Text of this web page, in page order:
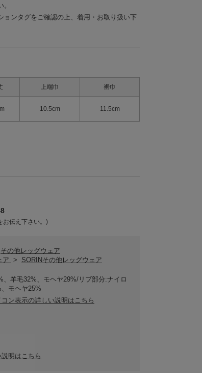
ンタグをご確認の上、着用・お取り扱い下
上端巾 裾巾
10.5cm 11.5cm
お伝え下さい。)
その他レッグウェア
ア > SORINその他レッグウェア
、羊毛32%、モヘヤ29%/リブ部分:ナイロ
モヘヤ25%
ン表示の詳しい説明はこちら
明はこちら